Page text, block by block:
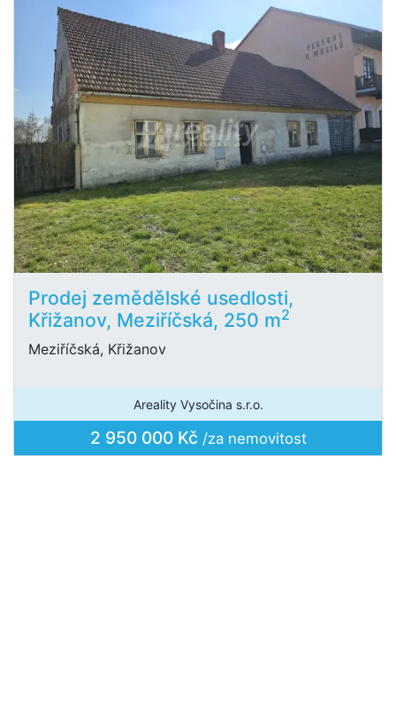
Prodej zemědělské usedlosti,
Křižanov, Meziříčská, 250 m2
Meziříčská, Křižanov
Areality Vysočina s.r.o.
2 950 000 Kč /za nemovitost